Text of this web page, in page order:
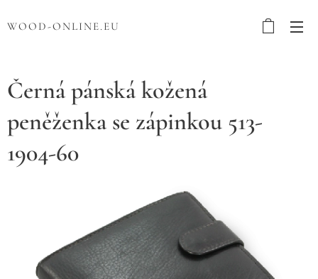
WOOD-ONLINE.EU
Černá pánská kožená
peněženka se zápinkou 513-
1904-60